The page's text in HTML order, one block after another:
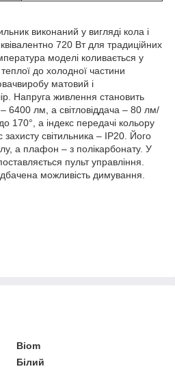
виконаний у вигляді кола і
720 Вт для традиційних
моделі коливається у
до холодної частини
матовий і
Напруга живлення становить
6400 лм, а світловіддача – 80 лм/
170°, а індекс передачі кольору
світильника – IP20. Його
а плафон – з полікарбонату. У
пульт управління.
можливість димування.
Biom
Білий